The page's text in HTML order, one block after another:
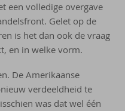
een volledige overgave
Gelet op de
is het dan ook de vraag
en in welke vorm.
De Amerikaanse
verdeeldheid te
was dat wel één